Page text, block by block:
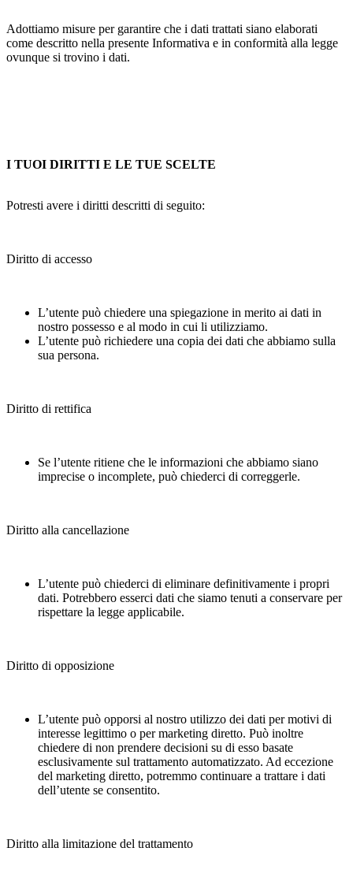
Adottiamo misure per garantire che i dati trattati siano elaborati
come descritto nella presente Informativa e in conformità alla legge
ovunque si trovino i dati.
I TUOI DIRITTI E LE TUE SCELTE
Potresti avere i diritti descritti di seguito:
Diritto di accesso
L’utente può chiedere una spiegazione in merito ai dati in
nostro possesso e al modo in cui li utilizziamo.
L’utente può richiedere una copia dei dati che abbiamo sulla
sua persona.
Diritto di rettifica
Se l’utente ritiene che le informazioni che abbiamo siano
imprecise o incomplete, può chiederci di correggerle.
Diritto alla cancellazione
L’utente può chiederci di eliminare definitivamente i propri
dati. Potrebbero esserci dati che siamo tenuti a conservare per
rispettare la legge applicabile.
Diritto di opposizione
L’utente può opporsi al nostro utilizzo dei dati per motivi di
interesse legittimo o per marketing diretto. Può inoltre
chiedere di non prendere decisioni su di esso basate
esclusivamente sul trattamento automatizzato. Ad eccezione
del marketing diretto, potremmo continuare a trattare i dati
dell’utente se consentito.
Diritto alla limitazione del trattamento